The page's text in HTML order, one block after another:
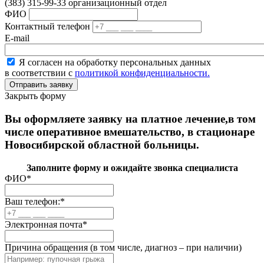
(383) 315-99-33 организационный отдел
ФИО
Контактный телефон
E-mail
Я согласен на обработку персональных данных
в соответствии с политикой конфиденциальности.
Закрыть форму
Вы оформляете заявку на платное лечение,в том
числе оперативное вмешательство, в стационаре
Новосибирской областной больницы.
Заполните форму и ожидайте звонка специалиста
ФИО*
Ваш телефон:*
Электронная почта*
Причина обращения (в том числе, диагноз – при наличии)